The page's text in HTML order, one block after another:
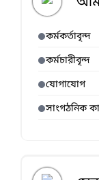
কর্মকর্তাবৃন্দ
কর্মচারীবৃন্দ
যোগাযোগ
সাংগঠনিক